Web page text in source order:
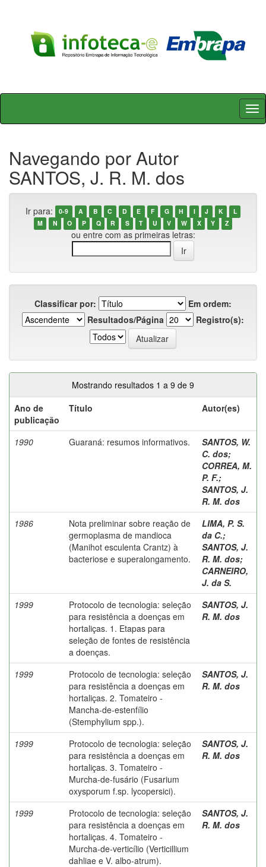
Skip
Navegando por Autor
SANTOS, J. R. M. dos
Ir para: 0-9 A B C D E F G H I J K
L
M
N O P Q R S T U V W X Y Z
ou entre com as primeiras letras:
Classificar por:
Em ordem:
Resultados/Página
Registro(s):
Mostrando resultados 1 a 9 de 9
Ano de
publicação
Título Autor(es)
1990 Guaraná: resumos informativos.
SANTOS, W.
C. dos;
CORREA, M.
P. F.;
SANTOS, J.
R. M. dos
1986
Nota preliminar sobre reação de
germoplasma de mandioca
(Manihot esculenta Crantz) à
bacteriose e superalongamento.
LIMA, P. S.
da C.;
SANTOS, J.
R. M. dos;
CARNEIRO,
J. da S.
1999
Protocolo de tecnologia: seleção
para resistência a doenças em
hortaliças. 1. Etapas para
seleção de fontes de resistência
a doenças.
SANTOS, J.
R. M. dos
1999
Protocolo de tecnologia: seleção
para resistência a doenças em
hortaliças. 2. Tomateiro -
Mancha-de-estenfílio
(Stemphylium spp.).
SANTOS, J.
R. M. dos
1999
Protocolo de tecnologia: seleção
para resistência a doenças em
hortaliças. 3. Tomateiro -
Murcha-de-fusário (Fusarium
oxysporum f.sp. lycopersici).
SANTOS, J.
R. M. dos
1999
Protocolo de tecnologia: seleção
para resistência a doenças em
hortaliças. 4. Tomateiro -
Murcha-de-verticílio (Verticillium
dahliae e V. albo-atrum).
SANTOS, J.
R. M. dos